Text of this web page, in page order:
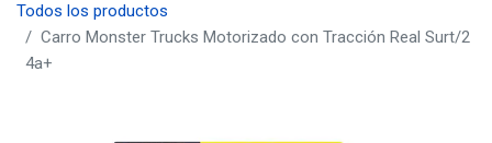
Todos los productos
Carro Monster Trucks Motorizado con Tracción Real Surt/2
4a+